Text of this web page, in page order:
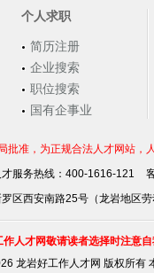
个人求职
简历注册
企业搜索
职位搜索
国有企事业
批准，为正规合法人才网站
服务热线：400-1616-121
区西安南路25号（龙岩地区
人才网敬请读者选择时注意
龙岩好工作人才网 版权所有